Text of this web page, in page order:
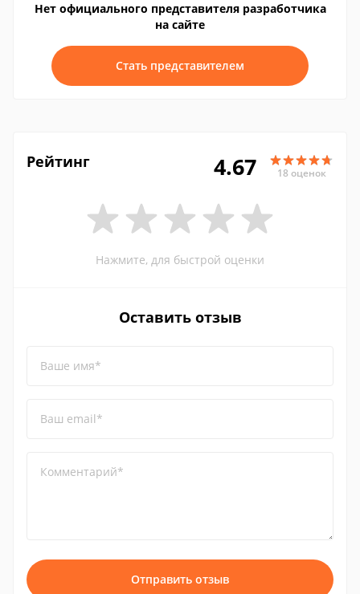
Нет официального представителя разработчика
на сайте
Стать представителем
Рейтинг 4.67 18 оценок
Нажмите, для быстрой оценки
Оставить отзыв
Ваше имя*
Ваш email*
Комментарий*
Отправить отзыв